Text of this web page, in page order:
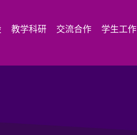
教学科研 交流合作 学生工作